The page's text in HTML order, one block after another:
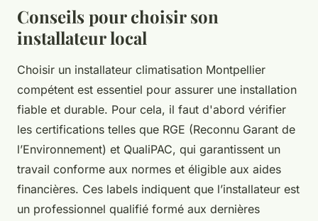
Conseils pour choisir son
installateur local
Choisir un installateur climatisation Montpellier
compétent est essentiel pour assurer une installation
fiable et durable. Pour cela, il faut d'abord vérifier
les certifications telles que RGE (Reconnu Garant de
l’Environnement) et QualiPAC, qui garantissent un
travail conforme aux normes et éligible aux aides
financières. Ces labels indiquent que l’installateur est
un professionnel qualifié formé aux dernières